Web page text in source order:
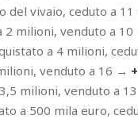
del vivaio, ceduto a
2 milioni, venduto a 10
a 4 milioni,
venduto a 16 →
milioni, venduto a
a 500 mila euro,